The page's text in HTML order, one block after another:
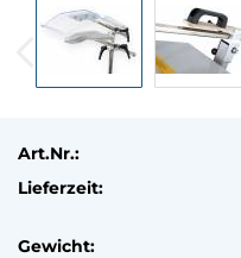
Art.Nr.:
Lieferzeit:
Gewicht: